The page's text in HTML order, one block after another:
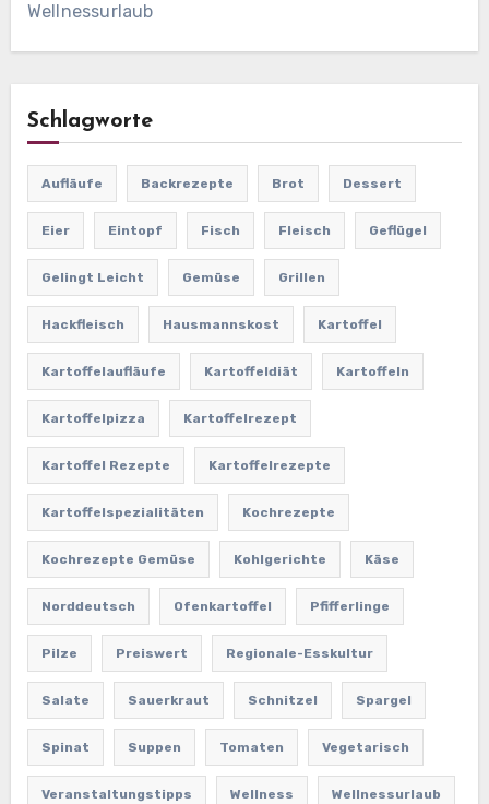
Wellnessurlaub
Schlagworte
Aufläufe Backrezepte Brot Dessert
Eier Eintopf Fisch Fleisch Geflügel
Gelingt Leicht Gemüse Grillen
Hackfleisch Hausmannskost Kartoffel
Kartoffelaufläufe Kartoffeldiät Kartoffeln
Kartoffelpizza Kartoffelrezept
Kartoffel Rezepte Kartoffelrezepte
Kartoffelspezialitäten Kochrezepte
Kochrezepte Gemüse Kohlgerichte Käse
Norddeutsch Ofenkartoffel Pfifferlinge
Pilze Preiswert Regionale-Esskultur
Salate Sauerkraut Schnitzel Spargel
Spinat Suppen Tomaten Vegetarisch
Veranstaltungstipps Wellness Wellnessurlaub